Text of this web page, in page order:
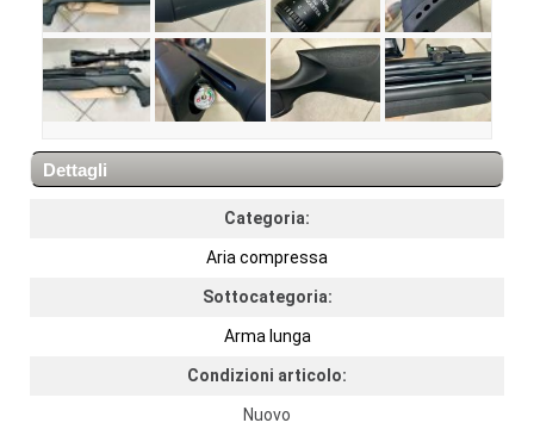
Dettagli
Categoria:
Aria compressa
Sottocategoria:
Arma lunga
Condizioni articolo:
Nuovo